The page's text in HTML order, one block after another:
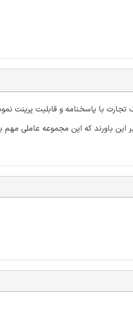
تجارت با پاسخنامه و قابلیت پرینت
باورند که این مجموعه عاملی مهم